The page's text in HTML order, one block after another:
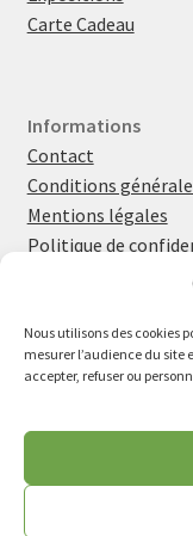
Nous utilisons des cookies
mesurer l’audience du site
accepter, refuser ou
Carte Cadeau
Informations
Contact
Conditions
Mentions légales
Politique de
Politique en matière
Retrouvez-moi sur
Vu dans la presse
Lire l'article de Midi